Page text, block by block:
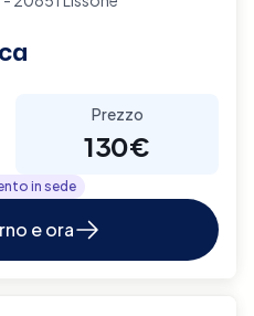
Prezzo
130€
in sede
e ora